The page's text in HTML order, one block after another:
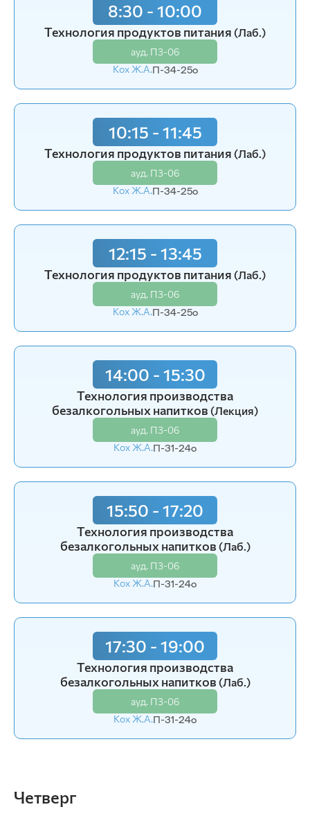
8:30 - 10:00
Технология продуктов питания (Лаб.)
ауд. П3-06
Кох Ж.А.П-34-25o
10:15 - 11:45
Технология продуктов питания (Лаб.)
ауд. П3-06
Кох Ж.А.П-34-25o
12:15 - 13:45
Технология продуктов питания (Лаб.)
ауд. П3-06
Кох Ж.А.П-34-25o
14:00 - 15:30
Технология производства
безалкогольных напитков (Лекция)
ауд. П3-06
Кох Ж.А.П-31-24o
15:50 - 17:20
Технология производства
безалкогольных напитков (Лаб.)
ауд. П3-06
Кох Ж.А.П-31-24o
17:30 - 19:00
Технология производства
безалкогольных напитков (Лаб.)
ауд. П3-06
Кох Ж.А.П-31-24o
8:30 - 10:00
Технология продуктов питания(Лаб.)
ауд. П3-06
Кох Ж.А.П-34-24o
10:15 - 11:45
Технология продуктов питания(Лаб.)
ауд. П3-06
Кох Ж.А.П-34-24o
12:15 - 13:45
Технология продуктов питания(Лаб.)
ауд. П3-06
Кох Ж.А.П-34-24o
14:00 - 15:30
Технология производства
безалкогольных напитков(Лекция)
ауд. П3-06
Кох Ж.А.П-31-24o
15:50 - 17:20
Технология производства
безалкогольных напитков(Лаб.)
ауд. П3-06
Кох Ж.А.П-31-24o
17:30 - 19:00
Технология производства
безалкогольных напитков(Лаб.)
ауд. П3-06
Кох Ж.А.П-31-24o
Четверг